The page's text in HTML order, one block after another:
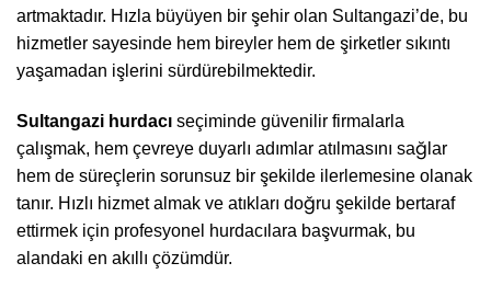
artmaktadır. Hızla büyüyen bir şehir olan Sultangazi’de, bu
hizmetler sayesinde hem bireyler hem de şirketler sıkıntı
yaşamadan işlerini sürdürebilmektedir.
Sultangazi hurdacı seçiminde güvenilir firmalarla
çalışmak, hem çevreye duyarlı adımlar atılmasını sağlar
hem de süreçlerin sorunsuz bir şekilde ilerlemesine olanak
tanır. Hızlı hizmet almak ve atıkları doğru şekilde bertaraf
ettirmek için profesyonel hurdacılara başvurmak, bu
alandaki en akıllı çözümdür.